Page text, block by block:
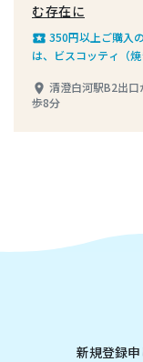
む存在に
local_play 350円以上ご購入
は、ビスコッティ（
ゼント
place 清澄白河駅B2出口
歩8分
新規登録